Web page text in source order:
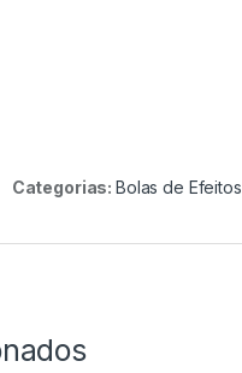
Categorias: Bolas de Efeitos